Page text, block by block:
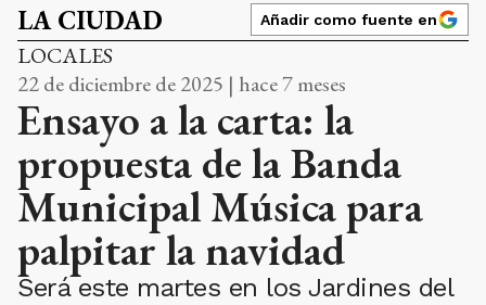
LA CIUDAD Añadir como fuente en
LOCALES
22 de diciembre de 2025 | hace 7 meses
Ensayo a la carta: la
propuesta de la Banda
Municipal Música para
palpitar la navidad
Será este martes en los Jardines del